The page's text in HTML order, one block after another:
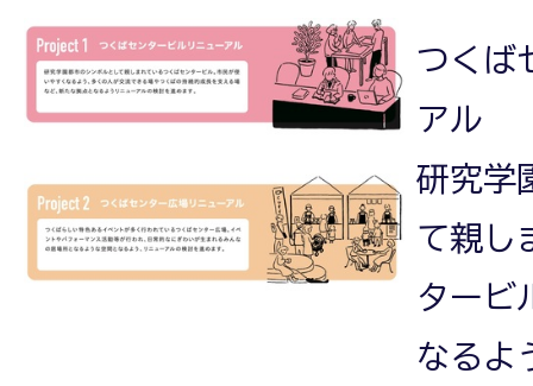
つくば
アル
研究学
て親し
タービ
なるよ